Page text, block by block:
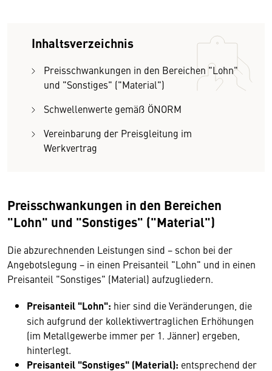
Inhaltsverzeichnis
Preisschwankungen in den Bereichen "Lohn"
und "Sonstiges" ("Material")
Schwellenwerte gemäß ÖNORM
Vereinbarung der Preisgleitung im
Werkvertrag
Preisschwankungen in den Bereichen
"Lohn" und "Sonstiges" ("Material")
Die abzurechnenden Leistungen sind − schon bei der
Angebotslegung − in einen Preisanteil "Lohn" und in einen
Preisanteil "Sonstiges" (Material) aufzugliedern.
Preisanteil "Lohn": hier sind die Veränderungen, die
sich aufgrund der kollektivvertraglichen Erhöhungen
(im Metallgewerbe immer per 1. Jänner) ergeben,
hinterlegt.
Preisanteil "Sonstiges" (Material): entsprechend der